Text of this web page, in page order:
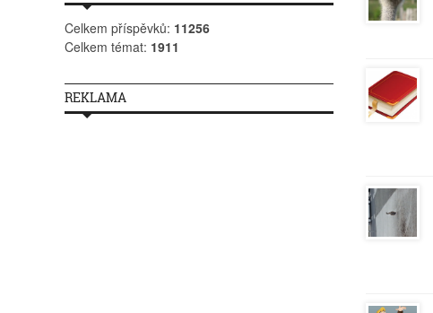
Celkem příspěvků: 11256
Celkem témat: 1911
REKLAMA